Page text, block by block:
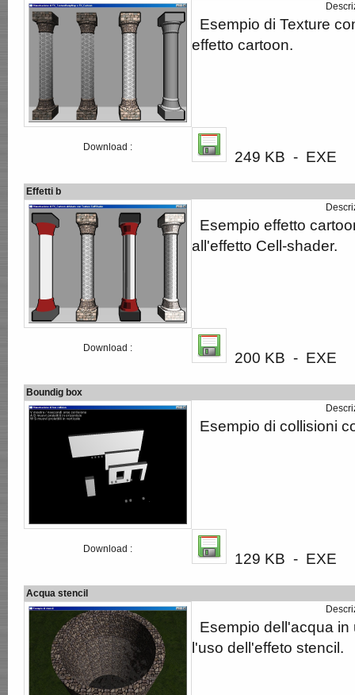
Esempio di Texture
effetto cartoon.
Download :
249 KB - EXE
Effetti b
Esempio effetto
all'effetto Cell-shader.
Download :
200 KB - EXE
Boundig box
Esempio di collisioni
Download :
129 KB - EXE
Acqua stencil
Esempio dell'acqua
l'uso dell'effeto stencil.